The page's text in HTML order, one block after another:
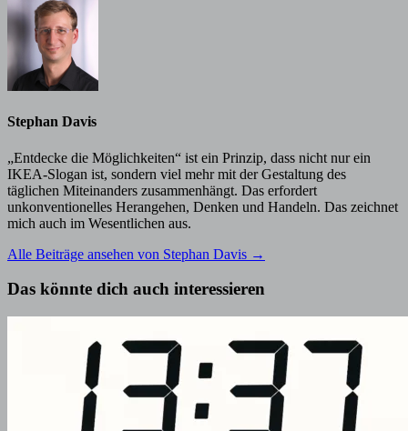
Stephan Davis
„Entdecke die Möglichkeiten“ ist ein Prinzip, dass nicht nur ein
IKEA-Slogan ist, sondern viel mehr mit der Gestaltung des
täglichen Miteinanders zusammenhängt. Das erfordert
unkonventionelles Herangehen, Denken und Handeln. Das zeichnet
mich auch im Wesentlichen aus.
Alle Beiträge ansehen von Stephan Davis →
Das könnte dich auch interessieren